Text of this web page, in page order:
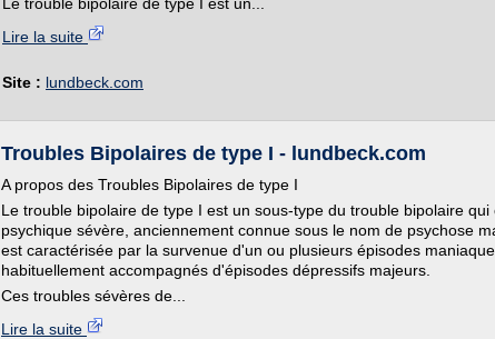
Lire la suite
Site : lundbeck.com
Troubles Bipolaires de type I - lundbeck.com
A propos des Troubles Bipolaires de type I
Le trouble bipolaire de type I est un sous-type du trouble bipolaire qui
psychique sévère, anciennement connue sous le nom de psychose
est caractérisée par la survenue d'un ou plusieurs épisodes
habituellement accompagnés d'épisodes dépressifs majeurs.
Ces troubles sévères de...
Lire la suite